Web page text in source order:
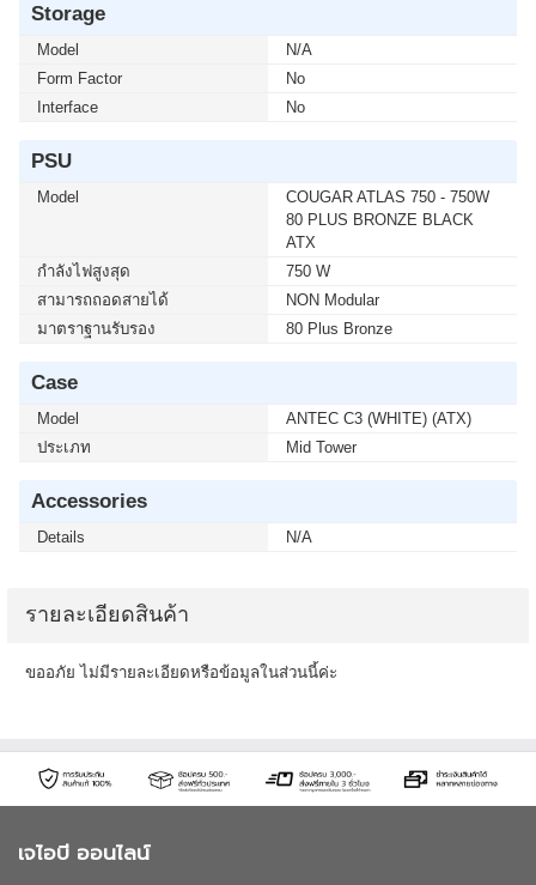
Storage
Model
N/A
Form Factor
No
Interface
No
PSU
Model
COUGAR ATLAS 750 - 750W
80 PLUS BRONZE BLACK
ATX
กำลังไฟสูงสุด
750 W
สามารถถอดสายได้
NON Modular
มาตราฐานรับรอง
80 Plus Bronze
Case
Model
ANTEC C3 (WHITE) (ATX)
ประเภท
Mid Tower
Accessories
Details N/A
รายละเอียดสินค้า
ขออภัย ไม่มีรายละเอียดหรือข้อมูลในส่วนนี้ค่ะ
เจไอบี ออนไลน์